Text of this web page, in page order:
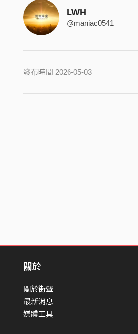
LWH
@maniac0541
發布時間 2026-05-03
關於
關於街聲
最新消息
媒體工具